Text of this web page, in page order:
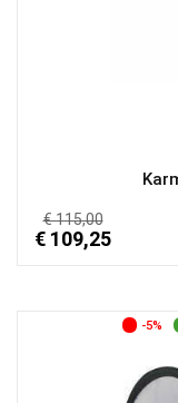
€ 115,00
€ 109,25
-5%